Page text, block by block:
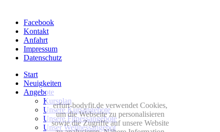
Facebook
Kontakt
Anfahrt
Impressum
Datenschutz
Start
Neuigkeiten
Angebote
Kursplan
Unsere Kursangebote
Unsere Fitnessangebote
Unser Wellnessangebot
erfurt-bodyfit.de verwendet Cookies,
um die Webseite zu personalisieren
sowie die Zugriffe auf unsere Website